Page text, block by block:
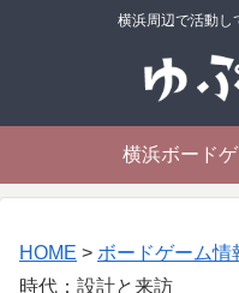
横浜周辺で活動し
横浜ボード
HOME > ボードゲーム情
時代：設計と来訪